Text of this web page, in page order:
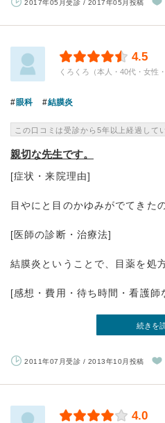
2017年05月受診 / 2017年05月投稿
4.5
くろくろ（本人・40代・女性
眼科 結膜炎
この口コミは受診から5年以上経過して
親切な先生です。
[症状・来院理由]
目やにと目のかゆみがでてきた
[医師の診断・治療法]
結膜炎ということで、目薬を処
[感想・費用・待ち時間・看護師
続きを
2011年07月受診 / 2013年10月投稿
4.0